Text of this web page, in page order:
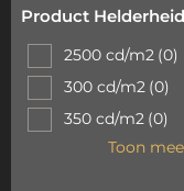
Product Helderheid
2500 cd/m2 (0)
300 cd/m2 (0)
350 cd/m2 (0)
Toon